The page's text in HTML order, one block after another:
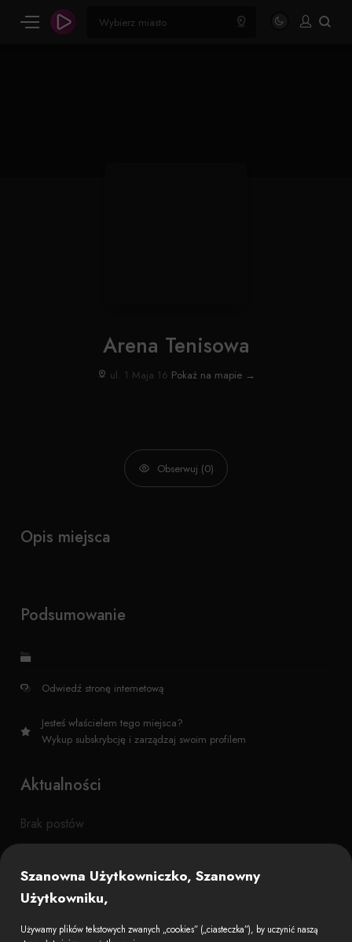
Arena Tenisowa
ul. 1 Maja 16 Pokaż na mapie →
Obserwuj (0)
Opis miejsca
Podsumowanie
Odwiedź stronę internetową
Jesteś właścielem tego miejsca?
Wykup subskrybcję i zarządzaj swoim profilem
Aktualności
Brak postów
Szanowna Użytkowniczko, Szanowny
Użytkowniku,
Używamy plików tekstowych zwanych „cookies” („ciasteczka”), by uczynić naszą